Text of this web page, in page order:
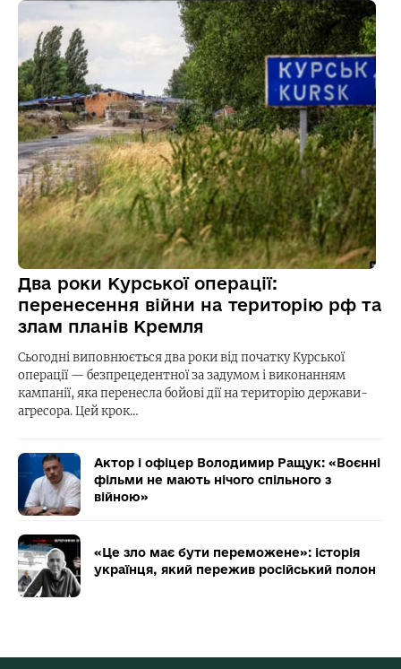
Два роки Курської операції:
перенесення війни на територію рф та
злам планів Кремля
Сьогодні виповнюється два роки від початку Курської
операції — безпрецедентної за задумом і виконанням
кампанії, яка перенесла бойові дії на територію держави-
агресора. Цей крок…
Актор і офіцер Володимир Ращук: «Воєнні
фільми не мають нічого спільного з
війною»
«Це зло має бути переможене»: історія
українця, який пережив російський полон